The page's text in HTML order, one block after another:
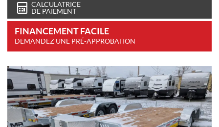
CALCULATRICE
DE PAIEMENT
FINANCEMENT FACILE
DEMANDEZ UNE PRÉ-APPROBATION